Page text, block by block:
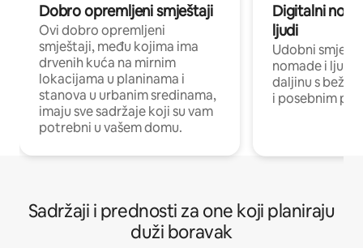
Dobro opremljeni smještaji
Ovi dobro opremljeni
smještaji, među kojima ima
drvenih kuća na mirnim
lokacijama u planinama i
stanova u urbanim sredinama,
imaju sve sadržaje koji su vam
potrebni u vašem domu.
Digitalni
ljudi
Udobni
nomade i ljude
daljinu s
i posebnim
Sadržaji i prednosti za one koji planiraju
duži boravak